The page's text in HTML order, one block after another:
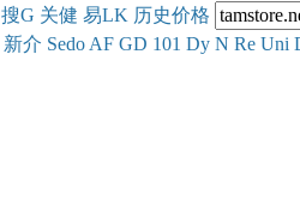
搜G 关健 易LK 历史价格
新介 Sedo AF GD 101 Dy N Re Uni